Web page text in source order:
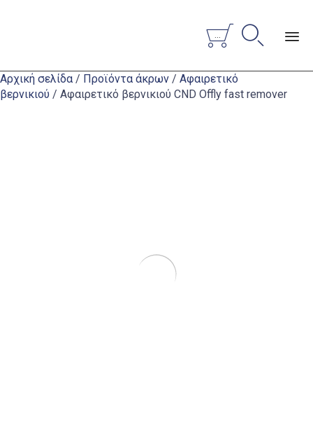

... 
Αρχική σελίδα / Προϊόντα άκρων / Αφαιρετικό
βερνικιού / Αφαιρετικό βερνικιού CND Οffly fast remover